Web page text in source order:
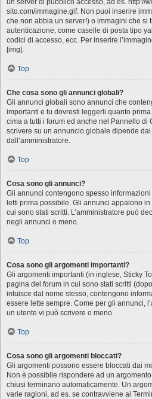
un server di pubblico accesso, ad es. http://
sito.com/immagine.gif. Non puoi inserire
che non abbia un server!) o immagini che si
autenticazione, come caselle di posta tipo
codici di accesso, ecc. Per inserire
[img].
Top
Che cosa sono gli annunci globali?
Gli annunci globali sono annunci che
importanti e tu dovresti leggerli quanto
cima a tutti i forum ed anche nel Pannello di
scrivere su un annuncio globale dipende
dall’amministratore.
Top
Cosa sono gli annunci?
Gli annunci contengono spesso
letti prima possibile. Gli annunci appaiono
cui sono stati scritti. L’amministratore può
negli annunci o meno.
Top
Cosa sono gli argomenti importanti?
Gli argomenti importanti (in inglese, Sticky
pagina del forum in cui sono stati scritti
intuisce dal nome stesso, contengono
essere lette sempre. Come per gli annunci,
un utente vi può scrivere o meno.
Top
Cosa sono gli argomenti bloccati?
Gli argomenti possono essere bloccati dai
Non è possibile rispondere ad un
chiusi terminano automaticamente. Un
varie ragioni, ad es. se contravviene ai